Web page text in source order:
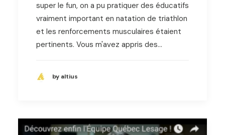
super le fun, on a pu pratiquer des éducatifs
vraiment important en natation de triathlon
et les renforcements musculaires étaient
pertinents. Vous m'avez appris des…
by altius